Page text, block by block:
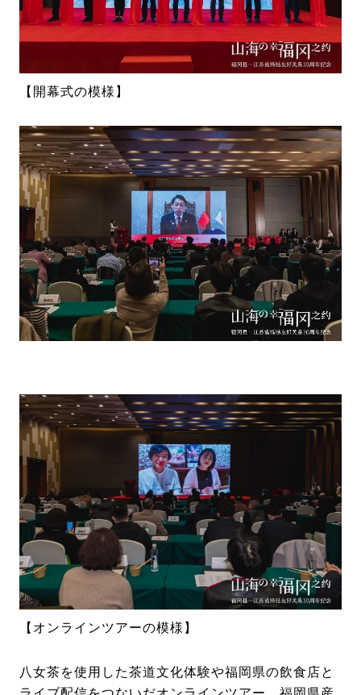
【開幕式の模様】
【オンラインツアーの模様】
八女茶を使用した茶道文化体験や福岡県の飲食店と